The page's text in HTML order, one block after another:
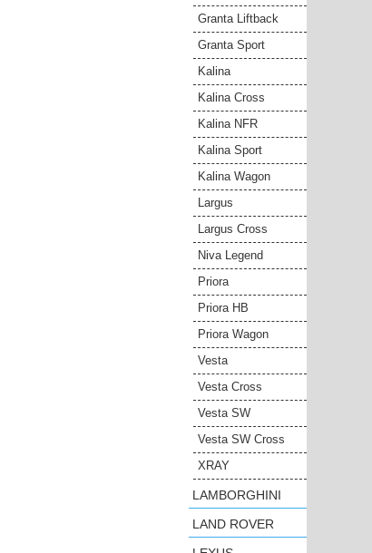
Granta Liftback
Granta Sport
Kalina
Kalina Cross
Kalina NFR
Kalina Sport
Kalina Wagon
Largus
Largus Cross
Niva Legend
Priora
Priora HB
Priora Wagon
Vesta
Vesta Cross
Vesta SW
Vesta SW Cross
XRAY
LAMBORGHINI
LAND ROVER